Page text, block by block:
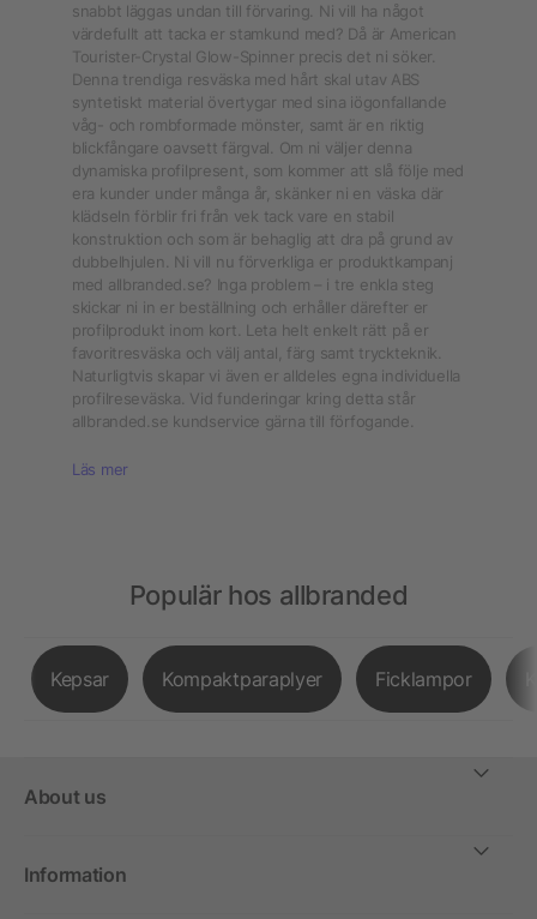
snabbt läggas undan till förvaring. Ni vill ha något
värdefullt att tacka er stamkund med? Då är American
Tourister-Crystal Glow-Spinner precis det ni söker.
Denna trendiga resväska med hårt skal utav ABS
syntetiskt material övertygar med sina iögonfallande
våg- och rombformade mönster, samt är en riktig
blickfångare oavsett färgval. Om ni väljer denna
dynamiska profilpresent, som kommer att slå följe med
era kunder under många år, skänker ni en väska där
klädseln förblir fri från vek tack vare en stabil
konstruktion och som är behaglig att dra på grund av
dubbelhjulen. Ni vill nu förverkliga er produktkampanj
med allbranded.se? Inga problem – i tre enkla steg
skickar ni in er beställning och erhåller därefter er
profilprodukt inom kort. Leta helt enkelt rätt på er
favoritresväska och välj antal, färg samt tryckteknik.
Naturligtvis skapar vi även er alldeles egna individuella
profilreseväska. Vid funderingar kring detta står
allbranded.se kundservice gärna till förfogande.
Läs mer
Populär hos allbranded
Kepsar Kompaktparaplyer Ficklampor
About us
Information